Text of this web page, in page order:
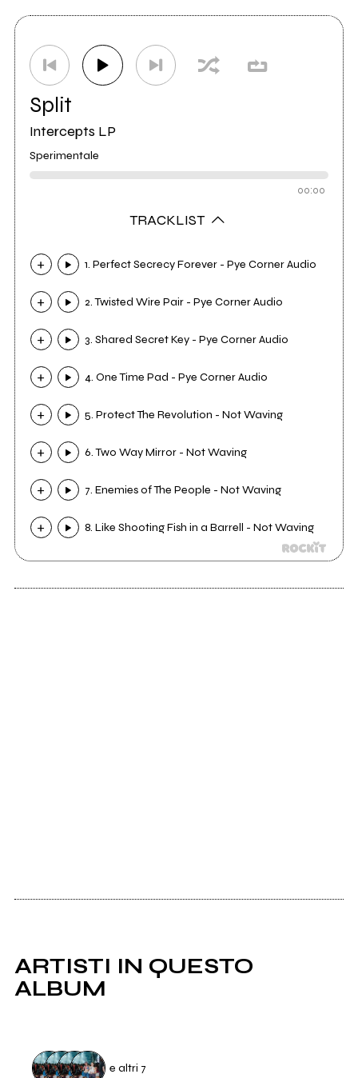
Split
Intercepts LP
Sperimentale
00:00
TRACKLIST
1. Perfect Secrecy Forever - Pye Corner Audio
2. Twisted Wire Pair - Pye Corner Audio
3. Shared Secret Key - Pye Corner Audio
4. One Time Pad - Pye Corner Audio
5. Protect The Revolution - Not Waving
6. Two Way Mirror - Not Waving
7. Enemies of The People - Not Waving
8. Like Shooting Fish in a Barrell - Not Waving
ARTISTI IN QUESTO
ALBUM
e altri 7